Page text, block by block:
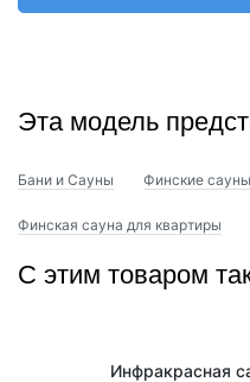
Эта модель
Бани и Сауны Финские сауны
Финская сауна для квартиры
С этим товаром
Инфракрасная